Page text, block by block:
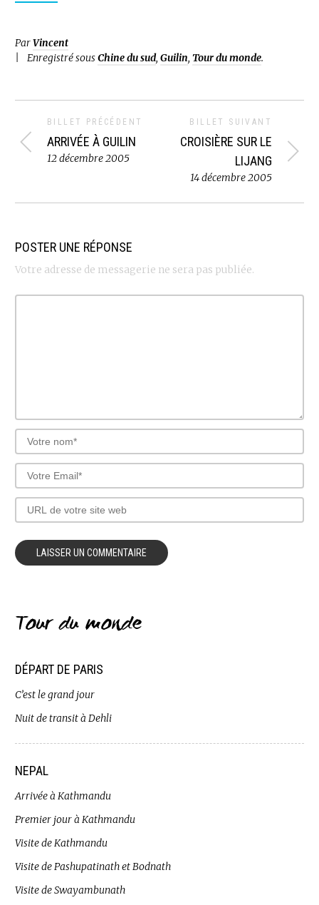
ParVincent
Enregistré sousChine du sud, Guilin, Tour du monde.
BILLET PRÉCÉDENT
ARRIVÉE À GUILIN
12 décembre 2005
BILLET SUIVANT
CROISIÈRE SUR LE
LIJANG
14 décembre 2005
POSTER UNE RÉPONSE
Votre adresse de messagerie ne sera pas publiée.
Tour du monde
DÉPART DE PARIS
C’est le grand jour
Nuit de transit à Dehli
NEPAL
Arrivée à Kathmandu
Premier jour à Kathmandu
Visite de Kathmandu
Visite de Pashupatinath et Bodnath
Visite de Swayambunath